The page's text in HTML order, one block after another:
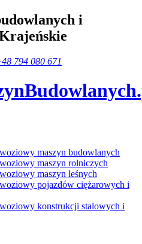
i
794 080 671
maszyn budowlanych
maszyn rolniczych
maszyn leśnych
pojazdów ciężarowych i
konstrukcji stalowych i